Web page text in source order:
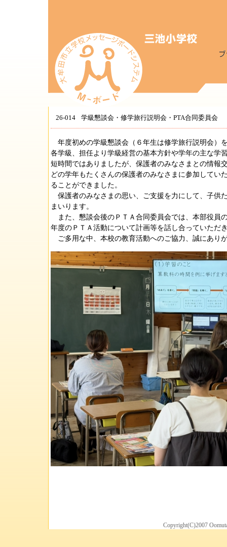
26-014 学級懇談会・修学旅行説明会・PTA合同委員会
年度初めの学級懇談会（６年生は修学旅行説明会）
各学級、担任より学級経営の基本方針や学年の主な学
短時間ではありましたが、保護者のみなさまとの情報
どの学年もたくさんの保護者のみなさまに参加してい
ることができました。
保護者のみなさまの思い、ご支援を力にして、子供
まいります。
また、懇談会後のＰＴＡ合同委員会では、本部役員
年度のＰＴＡ活動について計画等を話し合っていただ
ご多用な中、本校の教育活動へのご協力、誠にあり
Copyright(C)2007